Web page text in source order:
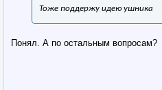
Тоже поддержу идею ушника
Понял. А по остальным вопросам?